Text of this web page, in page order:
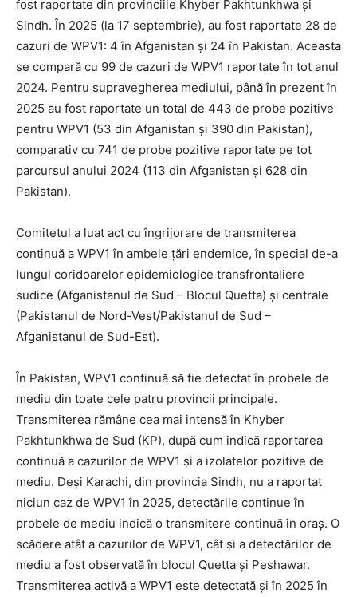
fost raportate din provinciile Khyber Pakhtunkhwa și
Sindh. În 2025 (la 17 septembrie), au fost raportate 28 de
cazuri de WPV1: 4 în Afganistan și 24 în Pakistan. Aceasta
se compară cu 99 de cazuri de WPV1 raportate în tot anul
2024. Pentru supravegherea mediului, până în prezent în
2025 au fost raportate un total de 443 de probe pozitive
pentru WPV1 (53 din Afganistan și 390 din Pakistan),
comparativ cu 741 de probe pozitive raportate pe tot
parcursul anului 2024 (113 din Afganistan și 628 din
Pakistan).
Comitetul a luat act cu îngrijorare de transmiterea
continuă a WPV1 în ambele țări endemice, în special de-a
lungul coridoarelor epidemiologice transfrontaliere
sudice (Afganistanul de Sud – Blocul Quetta) și centrale
(Pakistanul de Nord-Vest/Pakistanul de Sud –
Afganistanul de Sud-Est).
În Pakistan, WPV1 continuă să fie detectat în probele de
mediu din toate cele patru provincii principale.
Transmiterea rămâne cea mai intensă în Khyber
Pakhtunkhwa de Sud (KP), după cum indică raportarea
continuă a cazurilor de WPV1 și a izolatelor pozitive de
mediu. Deși Karachi, din provincia Sindh, nu a raportat
niciun caz de WPV1 în 2025, detectările continue în
probele de mediu indică o transmitere continuă în oraș. O
scădere atât a cazurilor de WPV1, cât și a detectărilor de
mediu a fost observată în blocul Quetta și Peshawar.
Transmiterea activă a WPV1 este detectată și în 2025 în